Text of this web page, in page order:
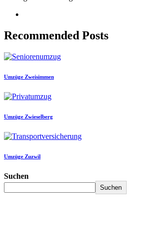
Recommended Posts
Umzüge Zweisimmen
Umzüge Zwieselberg
Umzüge Zuzwil
Suchen
Suchen